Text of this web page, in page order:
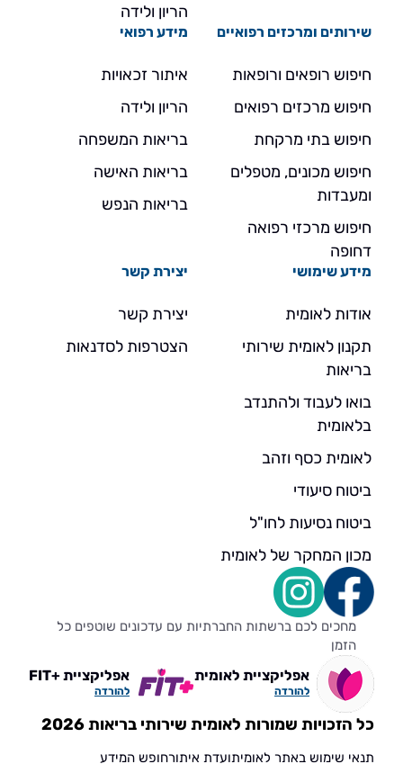
הריון ולידה
שירותים ומרכזים רפואיים
חיפוש רופאים ורופאות
חיפוש מרכזים רפואים
חיפוש בתי מרקחת
חיפוש מכונים, מטפלים
ומעבדות
חיפוש מרכזי רפואה
דחופה
מידע רפואי
איתור זכאויות
הריון ולידה
בריאות המשפחה
בריאות האישה
בריאות הנפש
מידע שימושי
אודות לאומית
תקנון לאומית שירותי
בריאות
בואו לעבוד ולהתנדב
בלאומית
לאומית כסף וזהב
ביטוח סיעודי
ביטוח נסיעות לחו"ל
מכון המחקר של לאומית
יצירת קשר
יצירת קשר
הצטרפות לסדנאות
מחכים לכם ברשתות החברתיות עם עדכונים שוטפים כל
הזמן
אפליקציית לאומית
להורדה
אפליקציית +FIT
להורדה
כל הזכויות שמורות לאומית שירותי בריאות 2026
תנאי שימוש באתר לאומיתועדת איתורחופש המידע